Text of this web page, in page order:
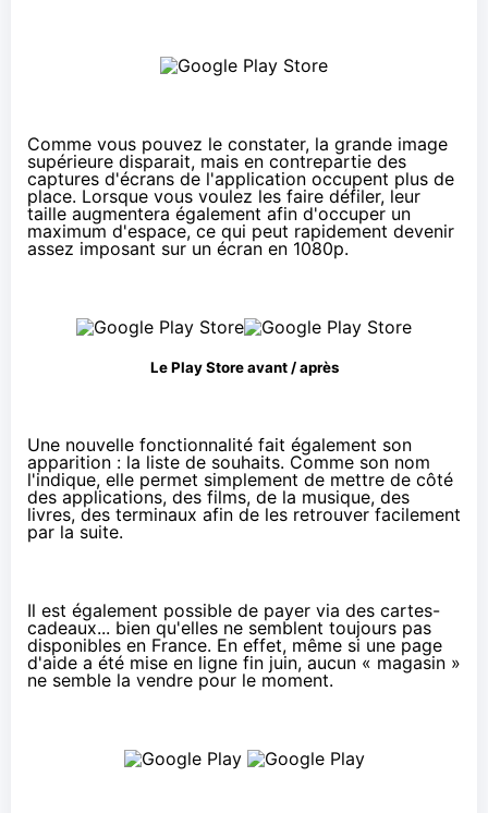
Comme vous pouvez le constater, la grande image
supérieure disparait, mais en contrepartie des
captures d'écrans de l'application occupent plus de
place. Lorsque vous voulez les faire défiler, leur
taille augmentera également afin d'occuper un
maximum d'espace, ce qui peut rapidement devenir
assez imposant sur un écran en 1080p.
Le Play Store avant / après
Une nouvelle fonctionnalité fait également son
apparition : la liste de souhaits. Comme son nom
l'indique, elle permet simplement de mettre de côté
des applications, des films, de la musique, des
livres, des terminaux afin de les retrouver facilement
par la suite.
Il est également possible de payer via des cartes-
cadeaux... bien qu'elles ne semblent toujours pas
disponibles en France. En effet, même si une page
d'aide a été mise en ligne fin juin, aucun « magasin »
ne semble la vendre pour le moment.